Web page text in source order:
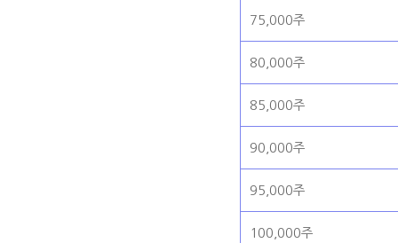
75,000주
80,000주
85,000주
90,000주
95,000주
100,000주